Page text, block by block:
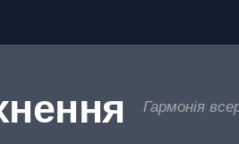
Гармонія